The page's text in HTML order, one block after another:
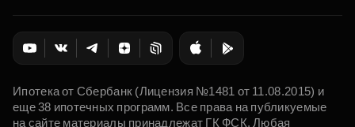
Ипотека от Сбербанк (Лицензия №1481 от 11.08.2015) и
еще 38 ипотечных программ. Все права на публикуемые
на сайте материалы принадлежат ГК ФСК. Любая